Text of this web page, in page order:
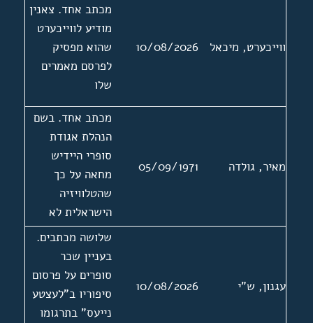
ווייכערט, מיכאל 10/08/2026
מכתב אחד. צאנין
מודיע לווייכערט
שהוא מפסיק
לפרסם מאמרים
שלו
מאיר, גולדה 05/09/1971
מכתב אחד. בשם
הנהלת אגודת
סופרי היידיש
מחאה על כך
שהטלוויזיה
הישראלית לא
משלבת תוכניות
ביידיש
עגנון, ש"י 10/08/2026
שלושה מכתבים.
בעניין שכר
סופרים על פרסום
סיפוריו ב"לעצטע
נייעס" בתרגומו